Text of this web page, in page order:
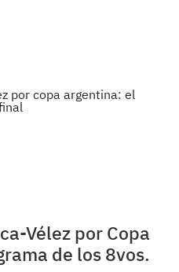
Vélez por Copa
de los 8vos.